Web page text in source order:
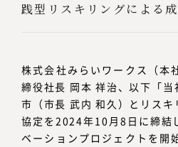
践型リスキリングによる
株式会社みらいワークス（本
締役社長 岡本 祥治、以下「当
市（市長 武内 和久）とリス
協定を2024年10月8日に締結
ベーションプロジェクトを開